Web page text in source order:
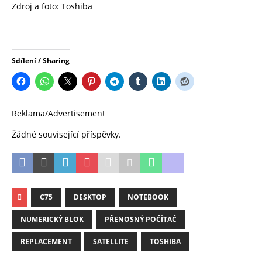
Zdroj a foto: Toshiba
Sdílení / Sharing
Reklama/Advertisement
Žádné související příspěvky.
C75 DESKTOP NOTEBOOK
NUMERICKÝ BLOK PŘENOSNÝ POČÍTAČ
REPLACEMENT SATELLITE TOSHIBA